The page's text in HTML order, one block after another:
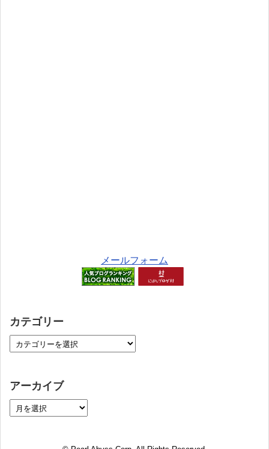
メールフォーム
カテゴリー
アーカイブ